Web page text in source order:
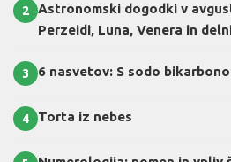
2
Astronomski dogodki v
Perzeidi, Luna, Venera in
3 6 nasvetov: S sodo
4 Torta iz nebes